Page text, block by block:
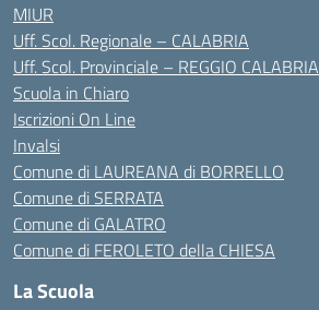
MIUR
Uff. Scol. Regionale – CALABRIA
Uff. Scol. Provinciale – REGGIO CALABRIA
Scuola in Chiaro
Iscrizioni On Line
Invalsi
Comune di LAUREANA di BORRELLO
Comune di SERRATA
Comune di GALATRO
Comune di FEROLETO della CHIESA
La Scuola